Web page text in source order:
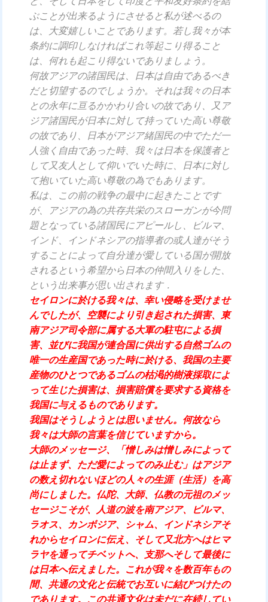
ぶことが出来るようにさせると私が述べるの
は、大変嬉しいことであります。若し我々が本
条約に調印しなければこれ等起こり得ること
は、何れも起こり得ないでありましょう。
何故アジアの諸国民は、日本は自由であるべき
だと切望するのでしょうか。それは我々の日本
との永年に亘るかかわり合いの故であり、又ア
ジア諸国民が日本に対して持っていた高い尊敬
の故であり、日本がアジア緒国民の中でただ一
人強く自由であった時、我々は日本を保護者と
して又友人として仰いでいた時に、日本に対し
て抱いていた高い尊敬の為でもあります。
私は、この前の戦争の最中に起きたことです
が、アジアの為の共存共栄のスローガンが今問
題となっている諸国民にアピールし、ビルマ、
インド、インドネシアの指導者の或人達がそう
することによって自分達が愛している国が開放
されるという希望から日本の仲間入りをした、
という出来事が思い出されます．
セイロンに於ける我々は、幸い侵略を受けませ
んでしたが、空襲により引き起された損害、東
南アジア司令部に属する大軍の駐屯による損
害、並びに我国が連合国に供出する自然ゴムの
唯一の生産国であった時に於ける、我国の主要
産物のひとつであるゴムの枯渇的樹液採取によ
って生じた損害は、損害賠償を要求する資格を
我国に与えるものであります。
我国はそうしようとは思いません。何故なら
我々は大師の言葉を信じていますから。
大師のメッセージ、「憎しみは憎しみによって
は止まず、ただ愛によってのみ止む」はアジア
の数え切れないほどの人々の生涯（生活）を高
尚にしました。仏陀、大師、仏教の元祖のメッ
セージこそが、人道の波を南アジア、ビルマ、
ラオス、カンボジア、シャム、インドネシアそ
れからセイロンに伝え、そして又北方へはヒマ
ラヤを通ってチベットへ、支那へそして最後に
は日本へ伝えました。これが我々を数百年もの
間、共通の文化と伝統でお互いに結びつけたの
であります。この共通文化は未だに在続してい